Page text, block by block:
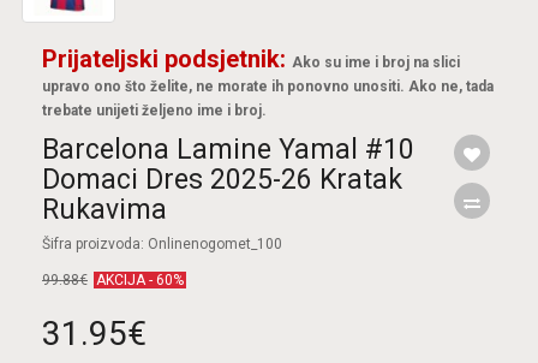
Prijateljski podsjetnik: Ako su ime i broj na slici
upravo ono što želite, ne morate ih ponovno unositi. Ako ne, tada
trebate unijeti željeno ime i broj.
Barcelona Lamine Yamal #10
Domaci Dres 2025-26 Kratak
Rukavima
Šifra proizvoda: Onlinenogomet_100
99.88€ AKCIJA - 60%
31.95€